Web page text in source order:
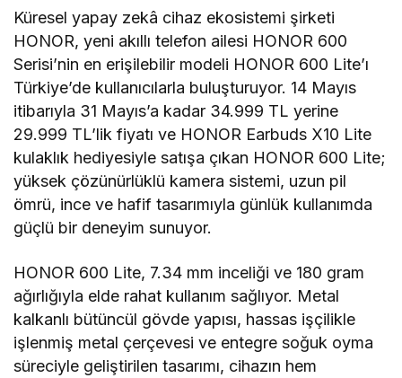
Küresel yapay zekâ cihaz ekosistemi şirketi
HONOR, yeni akıllı telefon ailesi HONOR 600
Serisi’nin en erişilebilir modeli HONOR 600 Lite’ı
Türkiye’de kullanıcılarla buluşturuyor. 14 Mayıs
itibarıyla 31 Mayıs’a kadar 34.999 TL yerine
29.999 TL’lik fiyatı ve HONOR Earbuds X10 Lite
kulaklık hediyesiyle satışa çıkan HONOR 600 Lite;
yüksek çözünürlüklü kamera sistemi, uzun pil
ömrü, ince ve hafif tasarımıyla günlük kullanımda
güçlü bir deneyim sunuyor.
HONOR 600 Lite, 7.34 mm inceliği ve 180 gram
ağırlığıyla elde rahat kullanım sağlıyor. Metal
kalkanlı bütüncül gövde yapısı, hassas işçilikle
işlenmiş metal çerçevesi ve entegre soğuk oyma
süreciyle geliştirilen tasarımı, cihazın hem